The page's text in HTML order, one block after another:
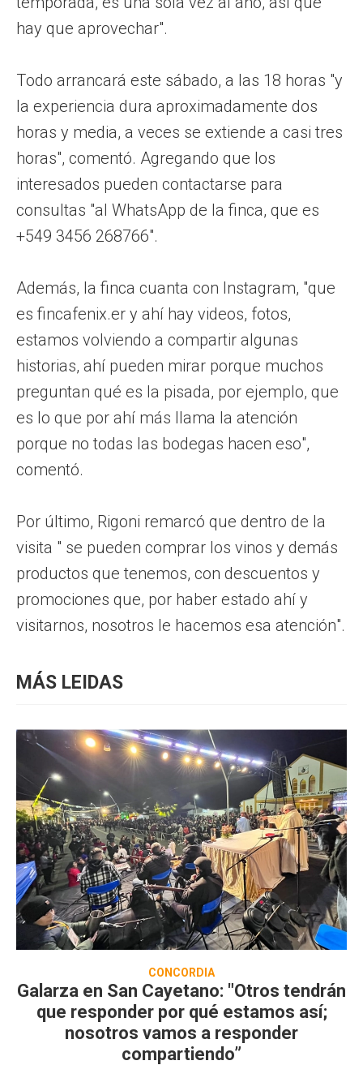
hay que aprovechar".
Todo arrancará este sábado, a las 18 horas "y
la experiencia dura aproximadamente dos
horas y media, a veces se extiende a casi tres
horas", comentó. Agregando que los
interesados pueden contactarse para
consultas "al WhatsApp de la finca, que es
+549 3456 268766".
Además, la finca cuanta con Instagram, "que
es fincafenix.er y ahí hay videos, fotos,
estamos volviendo a compartir algunas
historias, ahí pueden mirar porque muchos
preguntan qué es la pisada, por ejemplo, que
es lo que por ahí más llama la atención
porque no todas las bodegas hacen eso",
comentó.
Por último, Rigoni remarcó que dentro de la
visita " se pueden comprar los vinos y demás
productos que tenemos, con descuentos y
promociones que, por haber estado ahí y
visitarnos, nosotros le hacemos esa atención".
MÁS LEIDAS
CONCORDIA
Galarza en San Cayetano: "Otros tendrán
que responder por qué estamos así;
nosotros vamos a responder
compartiendo”